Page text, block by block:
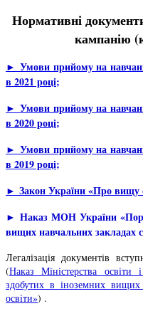
Нормативні
кампанію
► Умови прийому на
в 2021 році;
► Умови прийому на
в 2020 році;
► Умови прийому на
в 2019 році;
► Закон України «Про вищу
► Наказ МОН України
вищих навчальних закладах
Легалізація документів
(Наказ Міністерства
здобутих в іноземних вищих
освіти») .